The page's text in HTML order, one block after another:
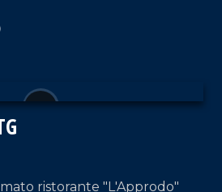
di Antonella Grippo.
ristorante "L'Approdo"